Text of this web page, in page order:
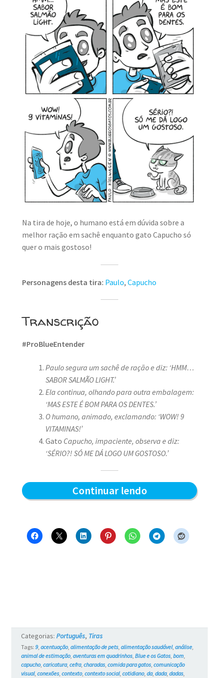
MINHA CONTA
CARRINHO
Search Button
Na tira de hoje, o humano está em dúvida sobre a
melhor ração em sachê enquanto gato Capucho só
quer o mais gostoso!
Personagens desta tira: Paulo, Capucho
Transcrição
#ProBlueEntender
Paulo segura um sachê de ração e diz: ‘HMM…
SABOR SALMÃO LIGHT.’
Ela continua, olhando para outra embalagem:
‘MAS ESTE É BOM PARA OS DENTES.’
O humano, animado, exclamando: ‘WOW! 9
VITAMINAS!’
Gato Capucho, impaciente, observa e diz:
‘SÉRIO?! SÓ ME DÁ LOGO UM GOSTOSO.’
Continuar lendoSabor
–
#761
Categorias: Português, Tiras
Tags: 9, acentuação, alimentação de pets, alimentação saudável, análise,
animal de estimação, aventuras em quadrinhos, Blue e os Gatos, bom,
capucho, caricatura, cefra, charadas, comida para gatos, comunicação
visual, conexões, contexto, contexto social, cotidiano, da, dada, dadas,